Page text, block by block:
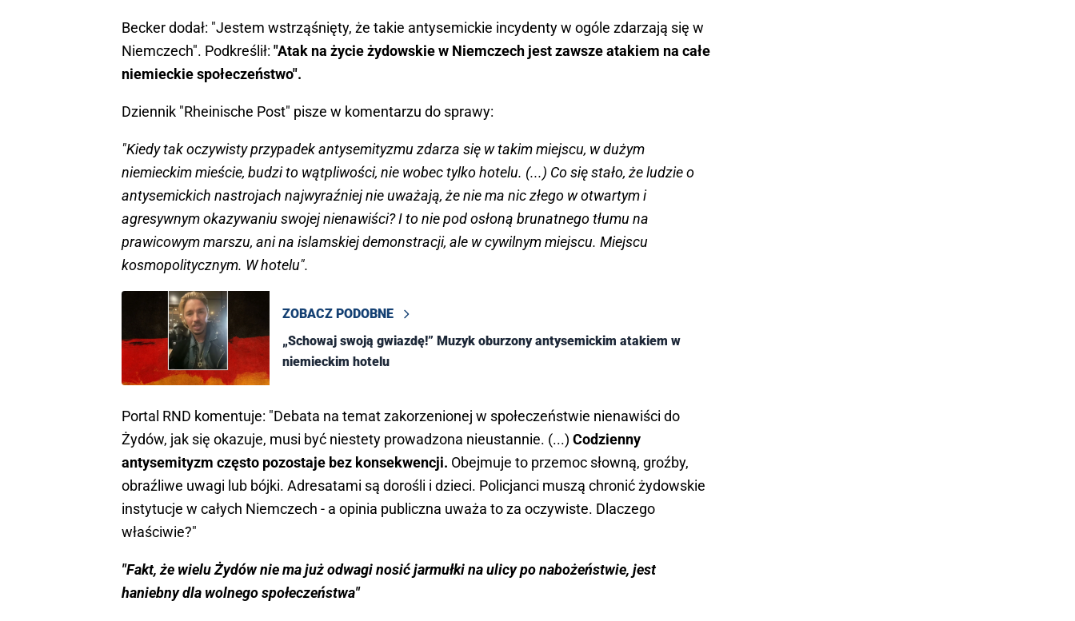
Becker dodał: "Jestem wstrząśnięty, że takie antysemickie incydenty w ogóle zdarzają się w
Niemczech". Podkreślił: "Atak na życie żydowskie w Niemczech jest zawsze atakiem na całe
niemieckie społeczeństwo".
Dziennik "Rheinische Post" pisze w komentarzu do sprawy:
"Kiedy tak oczywisty przypadek antysemityzmu zdarza się w takim miejscu, w dużym
niemieckim mieście, budzi to wątpliwości, nie wobec tylko hotelu. (...) Co się stało, że ludzie o
antysemickich nastrojach najwyraźniej nie uważają, że nie ma nic złego w otwartym i
agresywnym okazywaniu swojej nienawiści? I to nie pod osłoną brunatnego tłumu na
prawicowym marszu, ani na islamskiej demonstracji, ale w cywilnym miejscu. Miejscu
kosmopolitycznym. W hotelu".
ZOBACZ PODOBNE
„Schowaj swoją gwiazdę!” Muzyk oburzony antysemickim atakiem w
niemieckim hotelu
Portal RND komentuje: "Debata na temat zakorzenionej w społeczeństwie nienawiści do
Żydów, jak się okazuje, musi być niestety prowadzona nieustannie. (...) Codzienny
antysemityzm często pozostaje bez konsekwencji. Obejmuje to przemoc słowną, groźby,
obraźliwe uwagi lub bójki. Adresatami są dorośli i dzieci. Policjanci muszą chronić żydowskie
instytucje w całych Niemczech - a opinia publiczna uważa to za oczywiste. Dlaczego
właściwie?"
"Fakt, że wielu Żydów nie ma już odwagi nosić jarmułki na ulicy po nabożeństwie, jest
haniebny dla wolnego społeczeństwa"